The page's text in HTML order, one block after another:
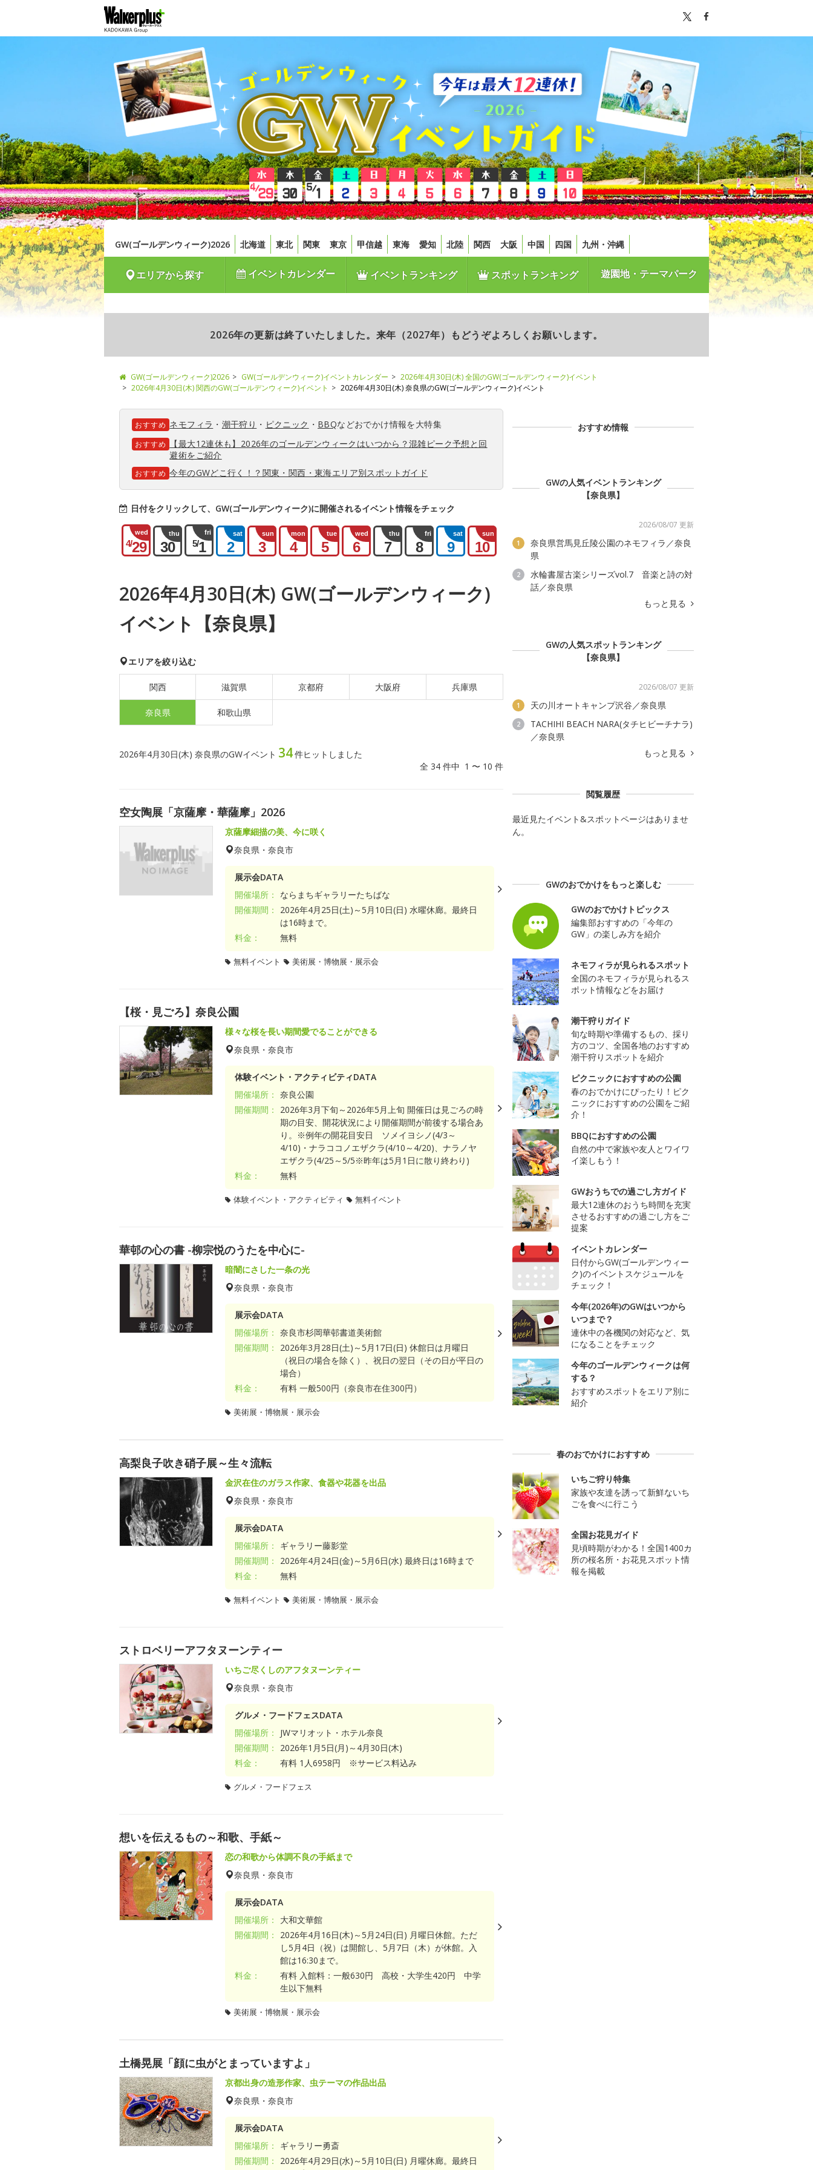
GW(ゴールデンウィーク)2026 北海道 東北 関東 東京 甲信越 東海 愛知 北陸 関西 大阪 中国 四国 九州・沖縄
エリアから探す イベントカレンダー イベントランキング スポットランキング 遊園地・テーマパーク
2026年の更新は終了いたしました。来年（2027年）もどうぞよろしくお願いします。
GW(ゴールデンウィーク)2026 GW(ゴールデンウィーク)イベントカレンダー
2026年4月30日(木) 全国のGW(ゴールデンウィーク)イベント
2026年4月30日(木) 関西のGW(ゴールデンウィーク)イベント
2026年4月30日(木) 奈良県のGW(ゴールデンウィーク)イベント
おすすめ ネモフィラ ・ 潮干狩り ・ ピクニック ・ BBQなどおでかけ情報を大特集
おすすめ
【最大12連休も】2026年のゴールデンウィークはいつから？混雑ピーク予想と回
避術をご紹介
おすすめ 今年のGWどこ行く！？関東・関西・東海エリア別スポットガイド
日付をクリックして、GW(ゴールデンウィーク)に開催されるイベント情報をチェック
wed
4/29
thu
30
fri
5/1
sat
2
sun
3
mon
4
tue
5
wed
6
thu
7
fri
8
sat
9
sun
10
2026年4月30日(木) GW(ゴールデンウィーク)
イベント【奈良県】
エリアを絞り込む
関西 滋賀県 京都府 大阪府 兵庫県
奈良県 和歌山県
2026年4月30日(木) 奈良県のGWイベント 34件ヒットしました
全 34 件中 1 〜 10 件
空女陶展「京薩摩・華薩摩」2026
京薩摩細描の美、今に咲く
奈良県・奈良市
展示会DATA
開催場所：
ならまちギャラリーたちばな
開催期間：
2026年4月25日(土)～5月10日(日) 水曜休廊。最終日
は16時まで。
料金：
無料
無料イベント 美術展・博物展・展示会
【桜・見ごろ】奈良公園
様々な桜を長い期間愛でることができる
奈良県・奈良市
体験イベント・アクティビティDATA
開催場所： 奈良公園
開催期間：
2026年3月下旬～2026年5月上旬 開催日は見ごろの時
期の目安、開花状況により開催期間が前後する場合あ
り。※例年の開花目安日 ソメイヨシノ(4/3～
4/10)・ナラココノエザクラ(4/10～4/20)、ナラノヤ
エザクラ(4/25～5/5※昨年は5月1日に散り終わり)
料金：
無料
体験イベント・アクティビティ 無料イベント
華邨の心の書 -柳宗悦のうたを中心に-
暗闇にさした一条の光
奈良県・奈良市
展示会DATA
開催場所： 奈良市杉岡華邨書道美術館
開催期間：
2026年3月28日(土)～5月17日(日) 休館日は月曜日
（祝日の場合を除く）、祝日の翌日（その日が平日の
場合）
料金：
有料 一般500円（奈良市在住300円）
美術展・博物展・展示会
高梨良子吹き硝子展～生々流転
金沢在住のガラス作家、食器や花器を出品
奈良県・奈良市
展示会DATA
開催場所：
ギャラリー藤影堂
開催期間：
2026年4月24日(金)～5月6日(水) 最終日は16時まで
料金：
無料
無料イベント 美術展・博物展・展示会
ストロベリーアフタヌーンティー
いちご尽くしのアフタヌーンティー
奈良県・奈良市
グルメ・フードフェスDATA
開催場所：
JWマリオット・ホテル奈良
開催期間：
2026年1月5日(月)～4月30日(木)
料金：
有料 1人6958円 ※サービス料込み
グルメ・フードフェス
想いを伝えるもの～和歌、手紙～
恋の和歌から体調不良の手紙まで
奈良県・奈良市
展示会DATA
開催場所：
大和文華館
開催期間：
2026年4月16日(木)～5月24日(日) 月曜日休館。ただ
し5月4日（祝）は開館し、5月7日（木）が休館。入
館は16:30まで。
料金：
有料 入館料：一般630円 高校・大学生420円 中学
生以下無料
美術展・博物展・展示会
土橋晃展「顔に虫がとまっていますよ」
京都出身の造形作家、虫テーマの作品出品
奈良県・奈良市
展示会DATA
開催場所：
ギャラリー勇斎
開催期間：
2026年4月29日(水)～5月10日(日) 月曜休廊。最終日
おすすめ情報
GWの人気イベントランキング
【奈良県】
2026/08/07 更新
1
奈良県営馬見丘陵公園のネモフィラ／奈良
県
2
水輪書屋古楽シリーズvol.7 音楽と詩の対
話／奈良県
もっと見る
GWの人気スポットランキング
【奈良県】
2026/08/07 更新
1 天の川オートキャンプ沢谷／奈良県
2
TACHIHI BEACH NARA(タチヒビーチナラ)
／奈良県
もっと見る
閲覧履歴
最近見たイベント&スポットページはありませ
ん。
GWのおでかけをもっと楽しむ
GWのおでかけトピックス
編集部おすすめの「今年の
GW」の楽しみ方を紹介
ネモフィラが見られるスポット
全国のネモフィラが見られるス
ポット情報などをお届け
潮干狩りガイド
旬な時期や準備するもの、採り
方のコツ、全国各地のおすすめ
潮干狩りスポットを紹介
ピクニックにおすすめの公園
春のおでかけにぴったり！ピク
ニックにおすすめの公園をご紹
介！
BBQにおすすめの公園
自然の中で家族や友人とワイワ
イ楽しもう！
GWおうちでの過ごし方ガイド
最大12連休のおうち時間を充実
させるおすすめの過ごし方をご
提案
イベントカレンダー
日付からGW(ゴールデンウィー
ク)のイベントスケジュールを
チェック！
今年(2026年)のGWはいつから
いつまで？
連休中の各機関の対応など、気
になることをチェック
今年のゴールデンウィークは何
する？
おすすめスポットをエリア別に
紹介
春のおでかけにおすすめ
いちご狩り特集
家族や友達を誘って新鮮ないち
ごを食べに行こう
全国お花見ガイド
見頃時期がわかる！全国1400カ
所の桜名所・お花見スポット情
報を掲載